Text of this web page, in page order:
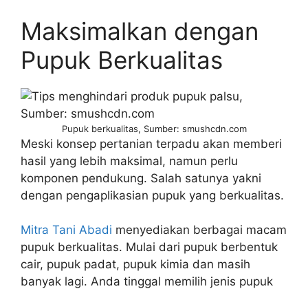
Maksimalkan dengan
Pupuk Berkualitas
Pupuk berkualitas, Sumber: smushcdn.com
Meski konsep pertanian terpadu akan memberi
hasil yang lebih maksimal, namun perlu
komponen pendukung. Salah satunya yakni
dengan pengaplikasian pupuk yang berkualitas.
Mitra Tani Abadi menyediakan berbagai macam
pupuk berkualitas. Mulai dari pupuk berbentuk
cair, pupuk padat, pupuk kimia dan masih
banyak lagi. Anda tinggal memilih jenis pupuk